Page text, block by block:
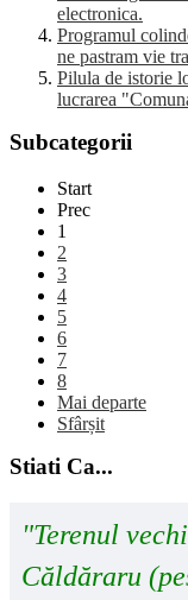
electronica.
Programul
ne pastram vie
Pilula de istorie
lucrarea
Subcategorii
Start
Prec
1
2
3
4
5
6
7
8
Mai departe
Sfârșit
Stiati Ca...
"Terenul
Căldăraru